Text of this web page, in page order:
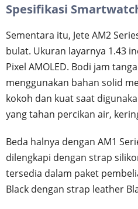
Spesifikasi
Sementara itu, Jete AM2
bulat. Ukuran layarnya 1.43
Pixel AMOLED. Bodi jam
menggunakan bahan solid
kokoh dan kuat saat
yang tahan percikan air,
Beda halnya dengan AM1
dilengkapi dengan strap
tersedia dalam paket
Black dengan strap leather